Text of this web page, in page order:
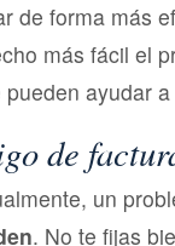
de forma más
más fácil el
ayudar
de
un
. No te fijas